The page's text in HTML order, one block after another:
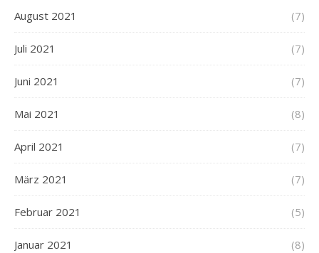
August 2021 (7)
Juli 2021 (7)
Juni 2021 (7)
Mai 2021 (8)
April 2021 (7)
März 2021 (7)
Februar 2021 (5)
Januar 2021 (8)